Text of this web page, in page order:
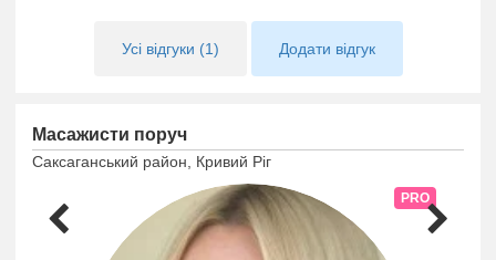
Усі відгуки (1) Додати відгук
Масажисти поруч
Саксаганський район, Кривий Ріг
PRO